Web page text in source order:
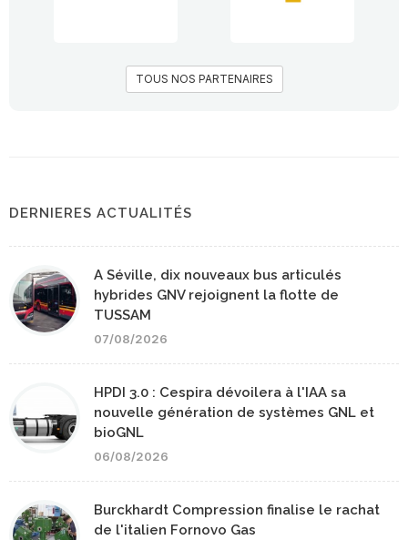
TOUS NOS PARTENAIRES
DERNIERES ACTUALITÉS
A Séville, dix nouveaux bus articulés
hybrides GNV rejoignent la flotte de
TUSSAM
07/08/2026
HPDI 3.0 : Cespira dévoilera à l'IAA sa
nouvelle génération de systèmes GNL et
bioGNL
06/08/2026
Burckhardt Compression finalise le rachat
de l'italien Fornovo Gas